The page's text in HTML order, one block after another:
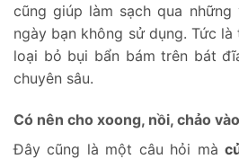
cũng giúp làm sạch qua
ngày bạn không sử dụng. Tức
loại bỏ bụi bẩn bám trên bát
chuyên sâu.
Có nên cho xoong, nồi, chảo
Đây cũng là một câu hỏi mà